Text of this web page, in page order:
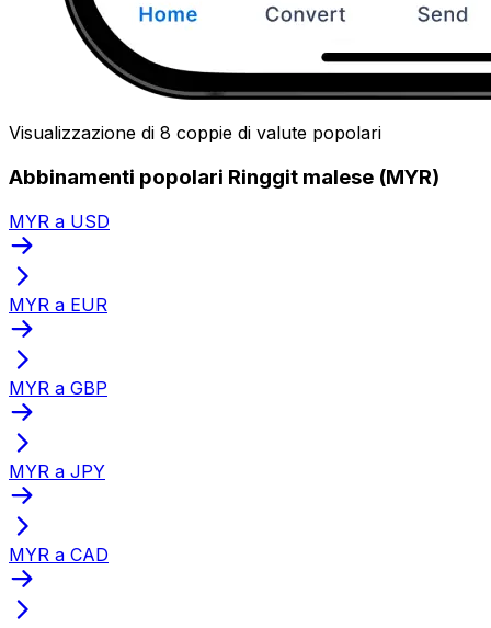
Visualizzazione di 8 coppie di valute popolari
Abbinamenti popolari Ringgit malese (MYR)
MYR a USD
MYR a EUR
MYR a GBP
MYR a JPY
MYR a CAD